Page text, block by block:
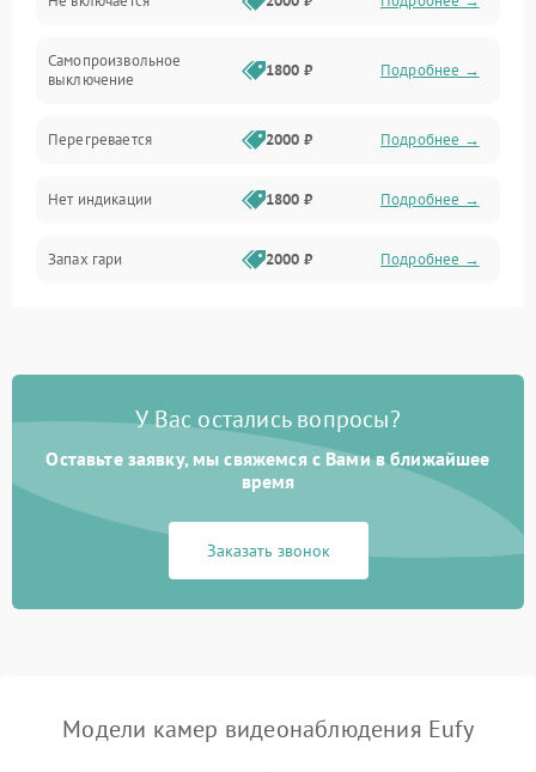
Самопроизвольное
выключение
1800 ₽ Подробнее →
Перегревается 2000 ₽ Подробнее →
Нет индикации 1800 ₽ Подробнее →
Запах гари 2000 ₽ Подробнее →
У Вас остались вопросы?
Оставьте заявку, мы свяжемся с Вами в ближайшее
время
Заказать звонок
Модели камер видеонаблюдения Eufy